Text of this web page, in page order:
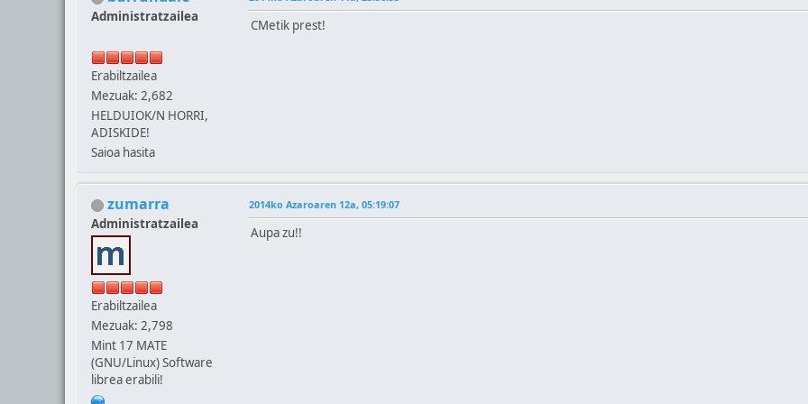
Administratzailea
Erabiltzailea
Mezuak: 2,682
HELDUIOK/N HORRI,
ADISKIDE!
Saioa hasita
CMetik prest!
zumarra
Administratzailea
Erabiltzailea
Mezuak: 2,798
Mint 17 MATE
(GNU/Linux) Software
librea erabili!
2014ko Azaroaren 12a, 05:19:07
Aupa zu!!